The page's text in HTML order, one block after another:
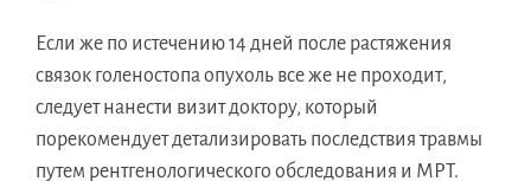
Если же по истечению 14 дней после растяжения
связок голеностопа опухоль все же не проходит,
следует нанести визит доктору, который
порекомендует детализировать последствия травмы
путем рентгенологического обследования и МРТ.